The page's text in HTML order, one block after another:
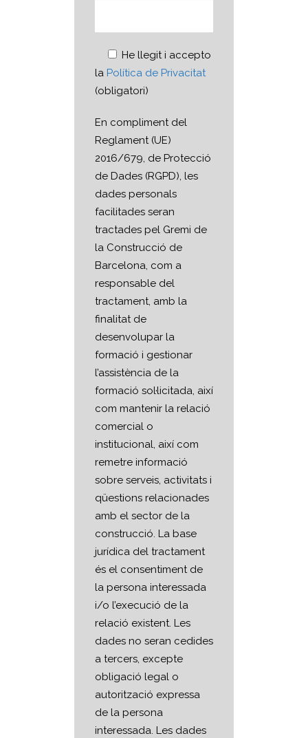
He llegit i accepto
la Política de Privacitat
(obligatori)
En compliment del
Reglament (UE)
2016/679, de Protecció
de Dades (RGPD), les
dades personals
facilitades seran
tractades pel Gremi de
la Construcció de
Barcelona, com a
responsable del
tractament, amb la
finalitat de
desenvolupar la
formació i gestionar
l’assistència de la
formació sol·licitada, així
com mantenir la relació
comercial o
institucional, així com
remetre informació
sobre serveis, activitats i
qüestions relacionades
amb el sector de la
construcció. La base
jurídica del tractament
és el consentiment de
la persona interessada
i/o l’execució de la
relació existent. Les
dades no seran cedides
a tercers, excepte
obligació legal o
autorització expressa
de la persona
interessada. Les dades